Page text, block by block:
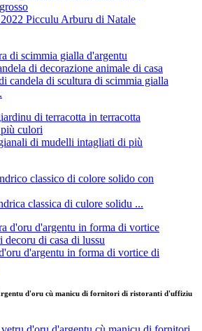
Picculu Arburu di Natale
candela di scultura di scimmia gialla
di mudelli intagliati di più
classica di culore solidu ...
d'argentu in forma di vortice di
d'oru cù manicu di fornitori di ristoranti d'uffiziu